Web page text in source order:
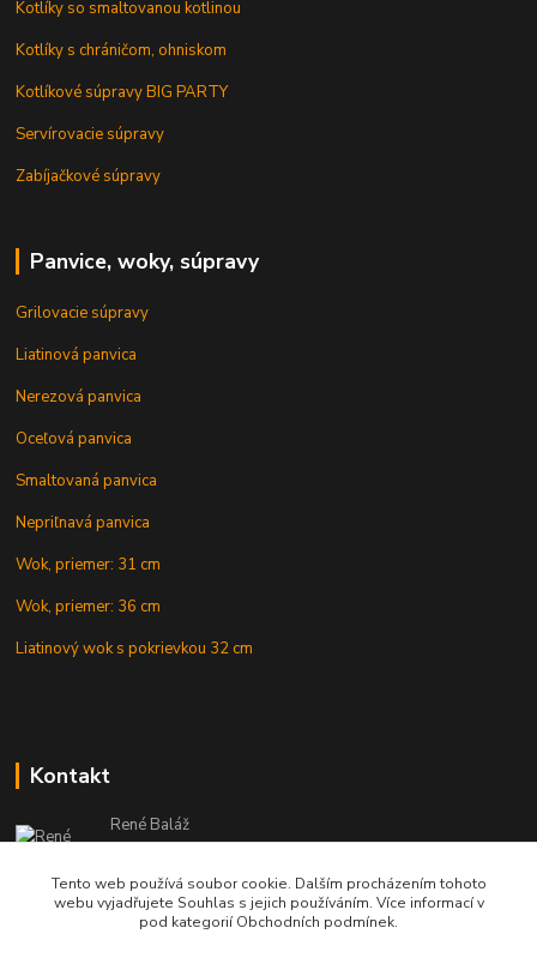
Kotlíky so smaltovanou kotlinou
Kotlíky s chráničom, ohniskom
Kotlíkové súpravy BIG PARTY
Servírovacie súpravy
Zabíjačkové súpravy
Panvice, woky, súpravy
Grilovacie súpravy
Liatinová panvica
Nerezová panvica
Oceľová panvica
Smaltovaná panvica
Nepriľnavá panvica
Wok, priemer: 31 cm
Wok, priemer: 36 cm
Liatinový wok s pokrievkou 32 cm
Kontakt
René Baláž
Eshop: +421 902 212 007
od 8:00 - do 16:00 hod
info@kotlikyshop.sk
Tento web používá soubor cookie. Dalším procházením tohoto
webu vyjadřujete Souhlas s jejich používáním. Více informací v
pod kategorií Obchodních podmínek.